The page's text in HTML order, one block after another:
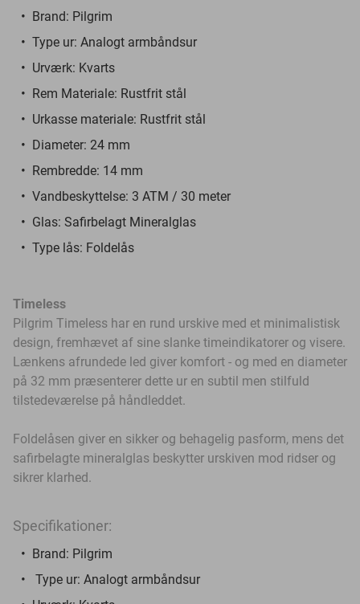
Brand: Pilgrim
Type ur: Analogt armbåndsur
Urværk: Kvarts
Rem Materiale: Rustfrit stål
Urkasse materiale: Rustfrit stål
Diameter: 24 mm
Rembredde: 14 mm
Vandbeskyttelse: 3 ATM / 30 meter
Glas: Safirbelagt Mineralglas
Type lås: Foldelås
Timeless
Pilgrim Timeless har en rund urskive med et minimalistisk
design, fremhævet af sine slanke timeindikatorer og visere.
Lænkens afrundede led giver komfort - og med en diameter
på 32 mm præsenterer dette ur en subtil men stilfuld
tilstedeværelse på håndleddet.
Foldelåsen giver en sikker og behagelig pasform, mens det
safirbelagte mineralglas beskytter urskiven mod ridser og
sikrer klarhed.
Specifikationer:
Brand: Pilgrim
Type ur: Analogt armbåndsur